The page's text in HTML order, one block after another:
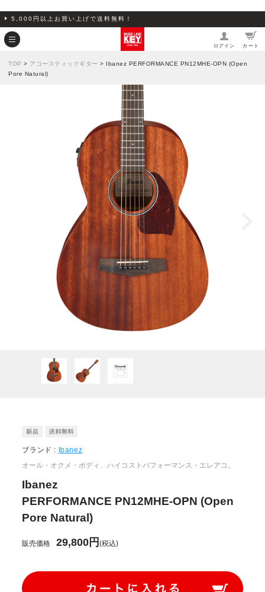
5,000円以上お買い上げで送料無料！
ログイン カート
TOP > アコースティックギター > Ibanez PERFORMANCE PN12MHE-OPN (Open
Pore Natural)
ブランド :
Ibanez
オール・オクメ・ボディ、ハイコストパフォーマンス・エレアコ。
Ibanez
PERFORMANCE PN12MHE-OPN (Open
Pore Natural)
販売価格 29,800円(税込)